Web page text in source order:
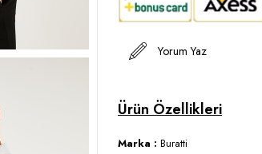
Yorum Yaz
Marka : Buratti